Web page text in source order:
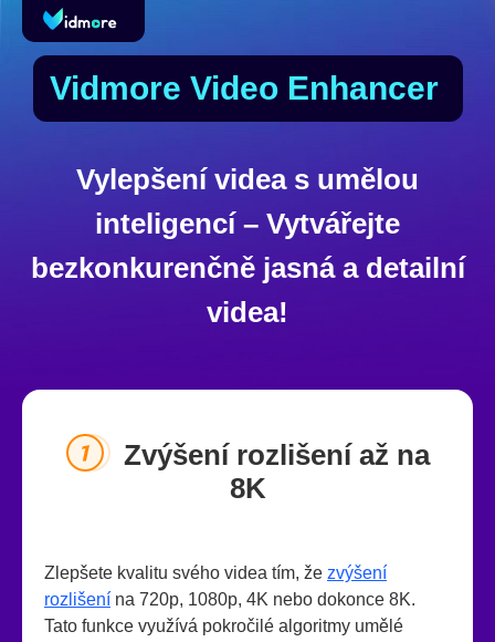
Vidmore Video Enhancer
Vylepšení videa s umělou
inteligencí – Vytvářejte
bezkonkurenčně jasná a detailní
videa!
Zvýšení rozlišení až na
8K
Zlepšete kvalitu svého videa tím, že zvýšení
rozlišení na 720p, 1080p, 4K nebo dokonce 8K.
Tato funkce využívá pokročilé algoritmy umělé